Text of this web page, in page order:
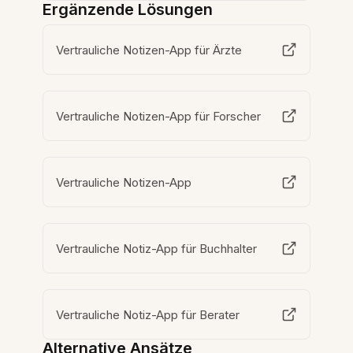
Ergänzende Lösungen
Vertrauliche Notizen-App für Ärzte
Vertrauliche Notizen-App für Forscher
Vertrauliche Notizen-App
Vertrauliche Notiz-App für Buchhalter
Vertrauliche Notiz-App für Berater
Alternative Ansätze